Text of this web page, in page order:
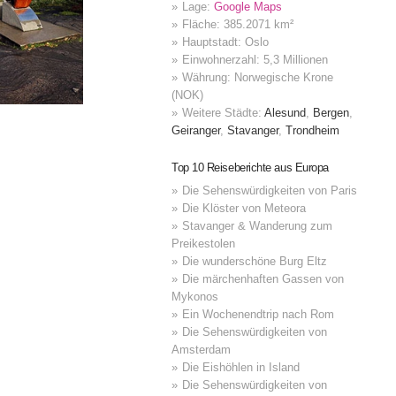
Lage:Google Maps
Fläche: 385.2071 km²
Hauptstadt: Oslo
Einwohnerzahl: 5,3 Millionen
Währung: Norwegische Krone
(NOK)
Weitere Städte:Alesund, Bergen,
Geiranger,Stavanger,Trondheim
Top 10 Reiseberichte aus Europa
Die Sehenswürdigkeiten von Paris
Die Klöster von Meteora
Stavanger & Wanderung zum
Preikestolen
Die wunderschöne Burg Eltz
Die märchenhaften Gassen von
Mykonos
Ein Wochenendtrip nach Rom
Die Sehenswürdigkeiten von
Amsterdam
Die Eishöhlen in Island
Die Sehenswürdigkeiten von